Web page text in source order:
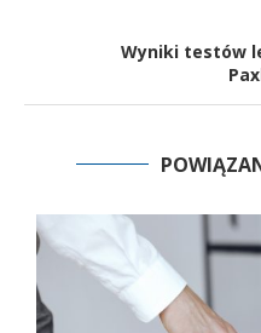
Wyniki testów